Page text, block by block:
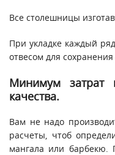
Все столешницы
При укладке каждый
отвесом для
Минимум затрат
качества.
Вам не надо
расчеты, чтоб
мангала или барбекю.